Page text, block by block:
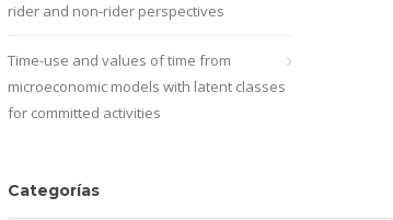
rider and non-rider perspectives
Time-use and values of time from
microeconomic models with latent classes
for committed activities
Categorías